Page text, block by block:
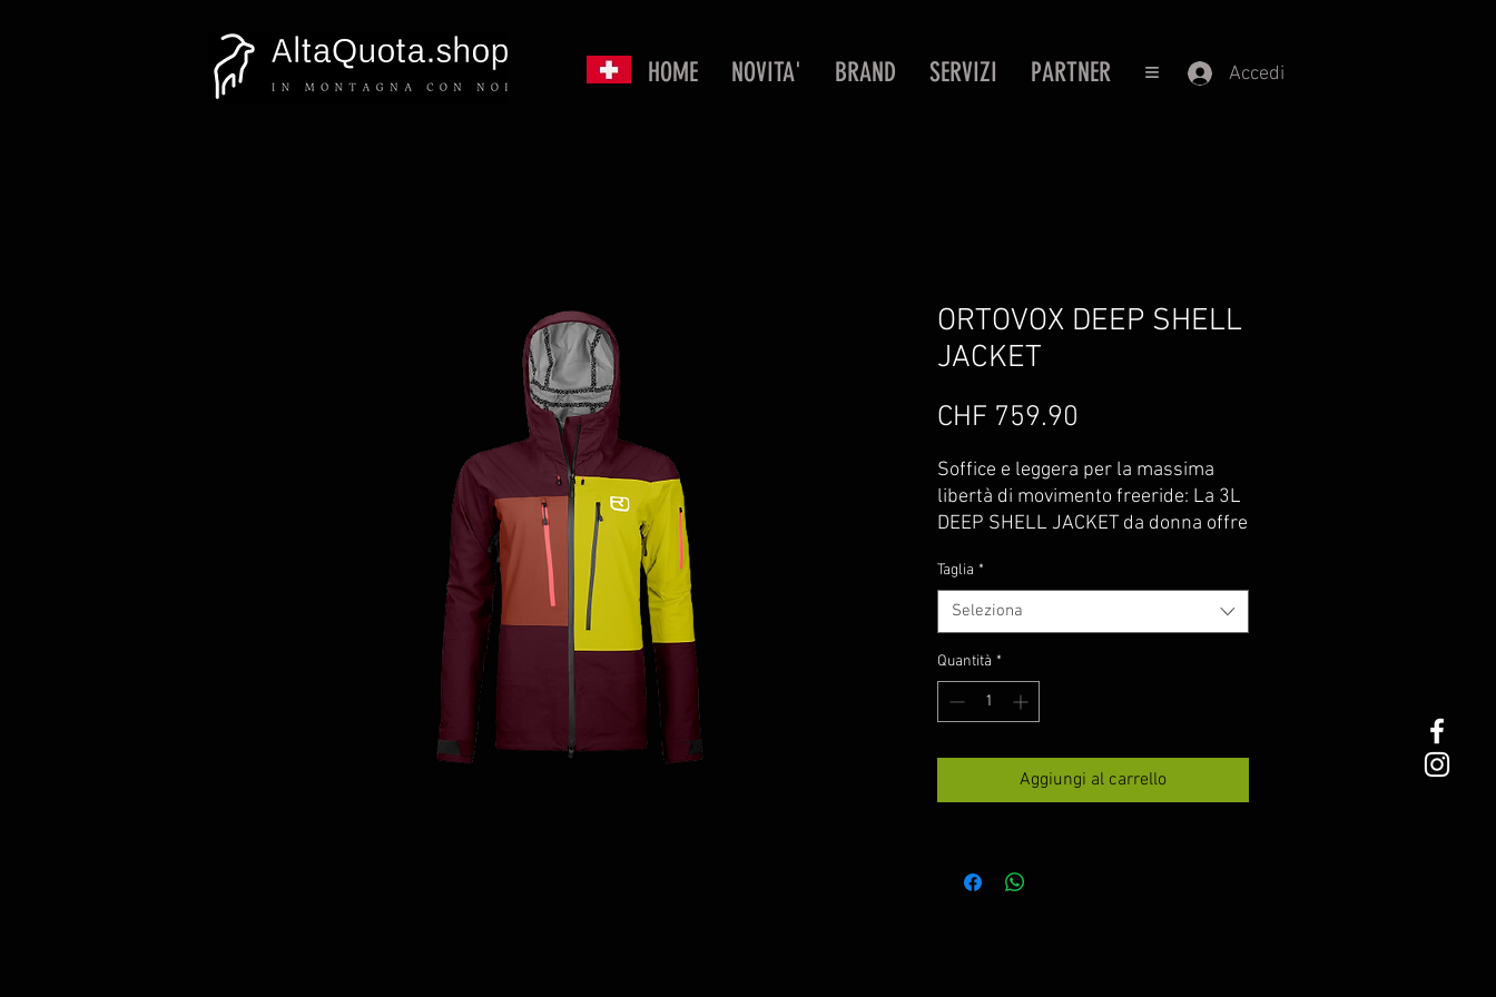
HOME NOVITA' BRAND SERVIZI PARTNER ≡ Accedi
ORTOVOX DEEP SHELL
JACKET
CHF 759.90
Soffice e leggera per la massima
libertà di movimento freeride: La 3L
DEEP SHELL JACKET da donna offre
comodità, in tutta leggerezza.
Taglia *
Seleziona
Quantità *
Aggiungi al carrello